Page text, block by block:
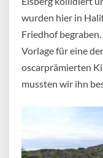
wurden hier in
Friedhof
Vorlage für eine
oscarprämierten
mussten wir ihn